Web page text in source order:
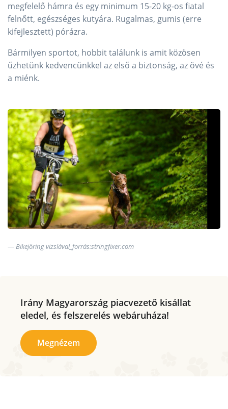
megfelelő hámra és egy minimum 15-20 kg-os fiatal
felnőtt, egészséges kutyára. Rugalmas, gumis (erre
kifejlesztett) pórázra.
Bármilyen sportot, hobbit találunk is amit közösen
űzhetünk kedvencünkkel az első a biztonság, az övé és
a miénk.
Bikejöring vizslával_forrás:stringfixer.com
Irány Magyarország piacvezető kisállat
eledel, és felszerelés webáruháza!
Megnézem